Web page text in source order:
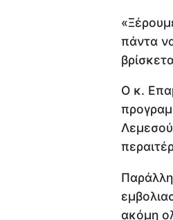
πάντα
Ο κ.
Λεμεσού
ακόμη